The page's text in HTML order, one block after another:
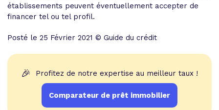
établissements peuvent éventuellement accepter de
financer tel ou tel profil.
Posté le 25 Février 2021 © Guide du crédit
🎉 Profitez de notre expertise au meilleur taux !
Comparateur de prêt immobilier